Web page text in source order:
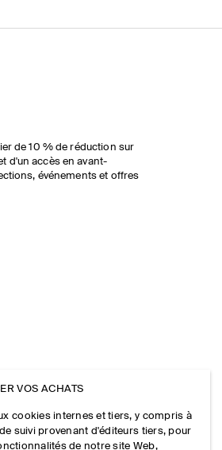
de 10 % de réduction sur
d'un accès en avant-
événements et offres
VOS ACHATS
cookies internes et tiers, y compris à
suivi provenant d'éditeurs tiers, pour
de notre site Web,